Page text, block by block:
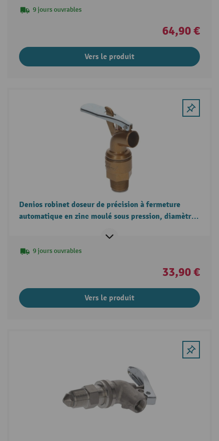
9 jours ouvrables
64,90 €
Vers le produit
Denios robinet doseur de précision à fermeture
automatique en zinc moulé sous pression, diamètre
9 jours ouvrables
33,90 €
Vers le produit